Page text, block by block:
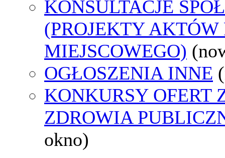
KONSULTACJE
(PROJEKTY AKTÓW
MIEJSCOWEGO)
OGŁOSZENIA INNE
KONKURSY OFERT
ZDROWIA
okno)